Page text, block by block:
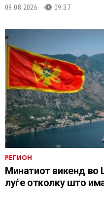
09.08.2026. 09:37
РЕГИОН
Минатиот викенд во
луѓе отколку што